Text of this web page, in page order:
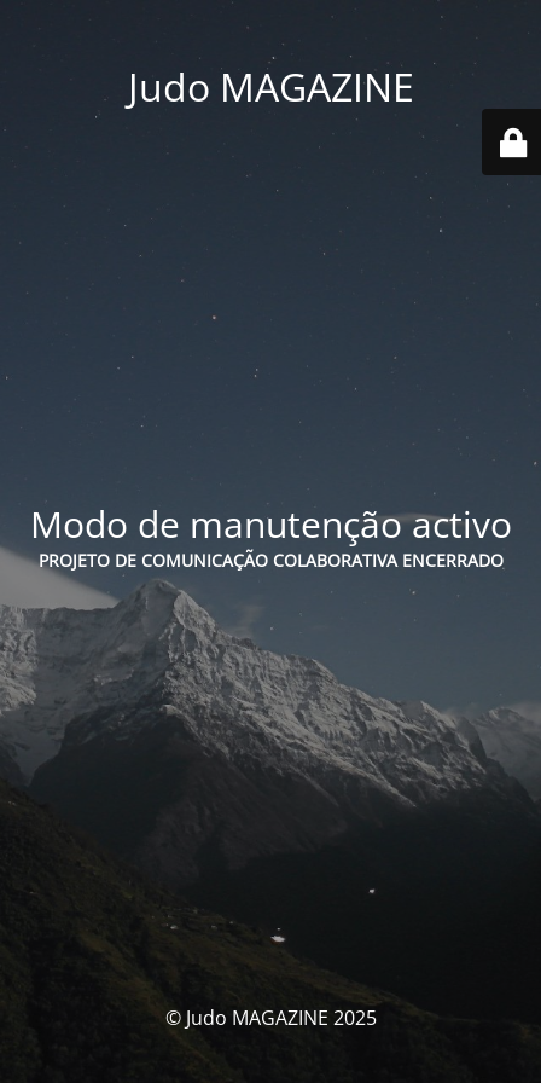
Judo MAGAZINE
Modo de manutenção activo
PROJETO DE COMUNICAÇÃO COLABORATIVA ENCERRADO
© Judo MAGAZINE 2025